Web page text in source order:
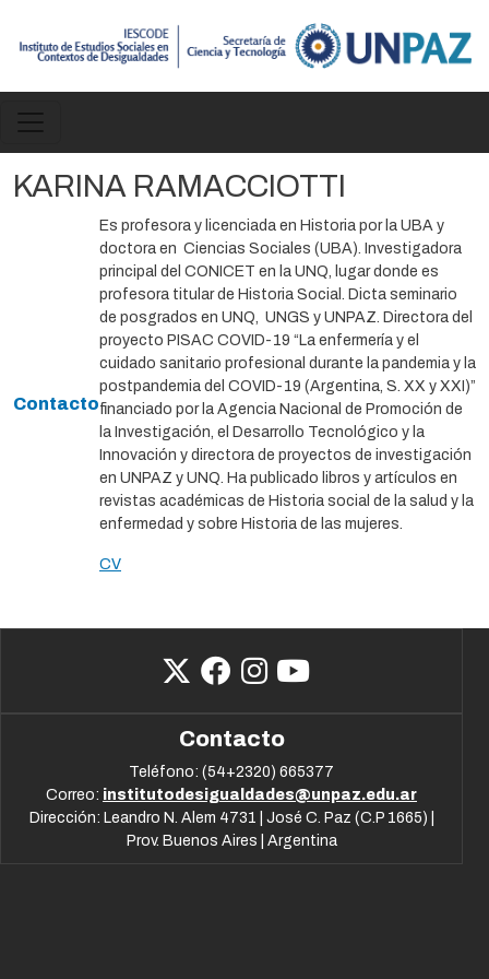
KARINA RAMACCIOTTI
Contacto
Es profesora y licenciada en Historia por la UBA y
doctora en Ciencias Sociales (UBA). Investigadora
principal del CONICET en la UNQ, lugar donde es
profesora titular de Historia Social. Dicta seminario
de posgrados en UNQ, UNGS y UNPAZ. Directora del
proyecto PISAC COVID-19 “La enfermería y el
cuidado sanitario profesional durante la pandemia y la
postpandemia del COVID-19 (Argentina, S. XX y XXI)”
financiado por la Agencia Nacional de Promoción de
la Investigación, el Desarrollo Tecnológico y la
Innovación y directora de proyectos de investigación
en UNPAZ y UNQ. Ha publicado libros y artículos en
revistas académicas de Historia social de la salud y la
enfermedad y sobre Historia de las mujeres.
CV
Contacto
Teléfono: (54+2320) 665377
Correo: institutodesigualdades@unpaz.edu.ar
Dirección: Leandro N. Alem 4731 | José C. Paz (C.P 1665) |
Prov. Buenos Aires | Argentina